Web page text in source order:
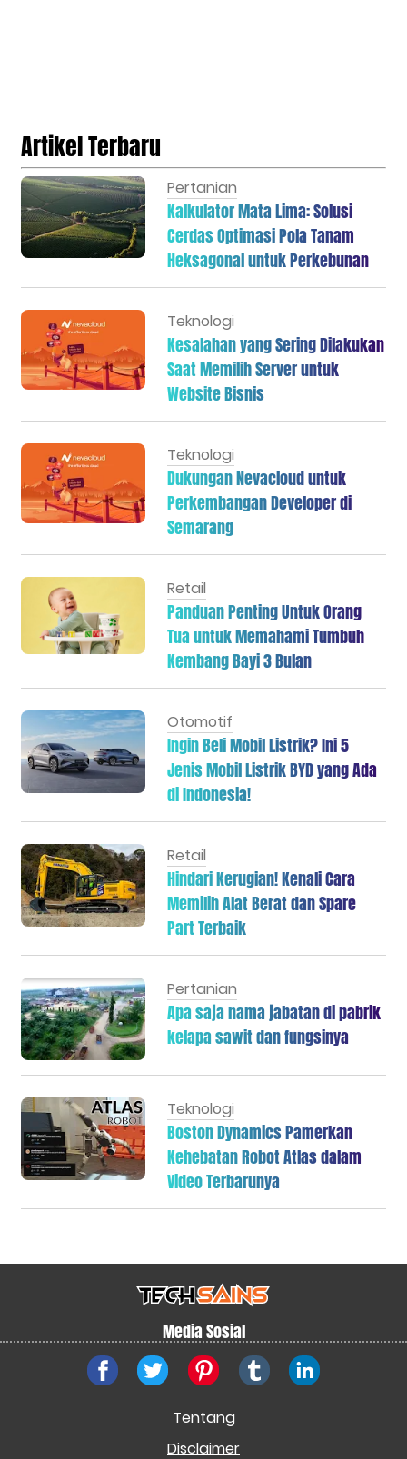
Artikel Terbaru
Pertanian
Kalkulator Mata Lima: Solusi
Cerdas Optimasi Pola Tanam
Heksagonal untuk Perkebunan
Teknologi
Kesalahan yang Sering Dilakukan
Saat Memilih Server untuk
Website Bisnis
Teknologi
Dukungan Nevacloud untuk
Perkembangan Developer di
Semarang
Retail
Panduan Penting Untuk Orang
Tua untuk Memahami Tumbuh
Kembang Bayi 3 Bulan
Otomotif
Ingin Beli Mobil Listrik? Ini 5
Jenis Mobil Listrik BYD yang Ada
di Indonesia!
Retail
Hindari Kerugian! Kenali Cara
Memilih Alat Berat dan Spare
Part Terbaik
Pertanian
Apa saja nama jabatan di pabrik
kelapa sawit dan fungsinya
Teknologi
Boston Dynamics Pamerkan
Kehebatan Robot Atlas dalam
Video Terbarunya
Media Sosial
Tentang
Disclaimer